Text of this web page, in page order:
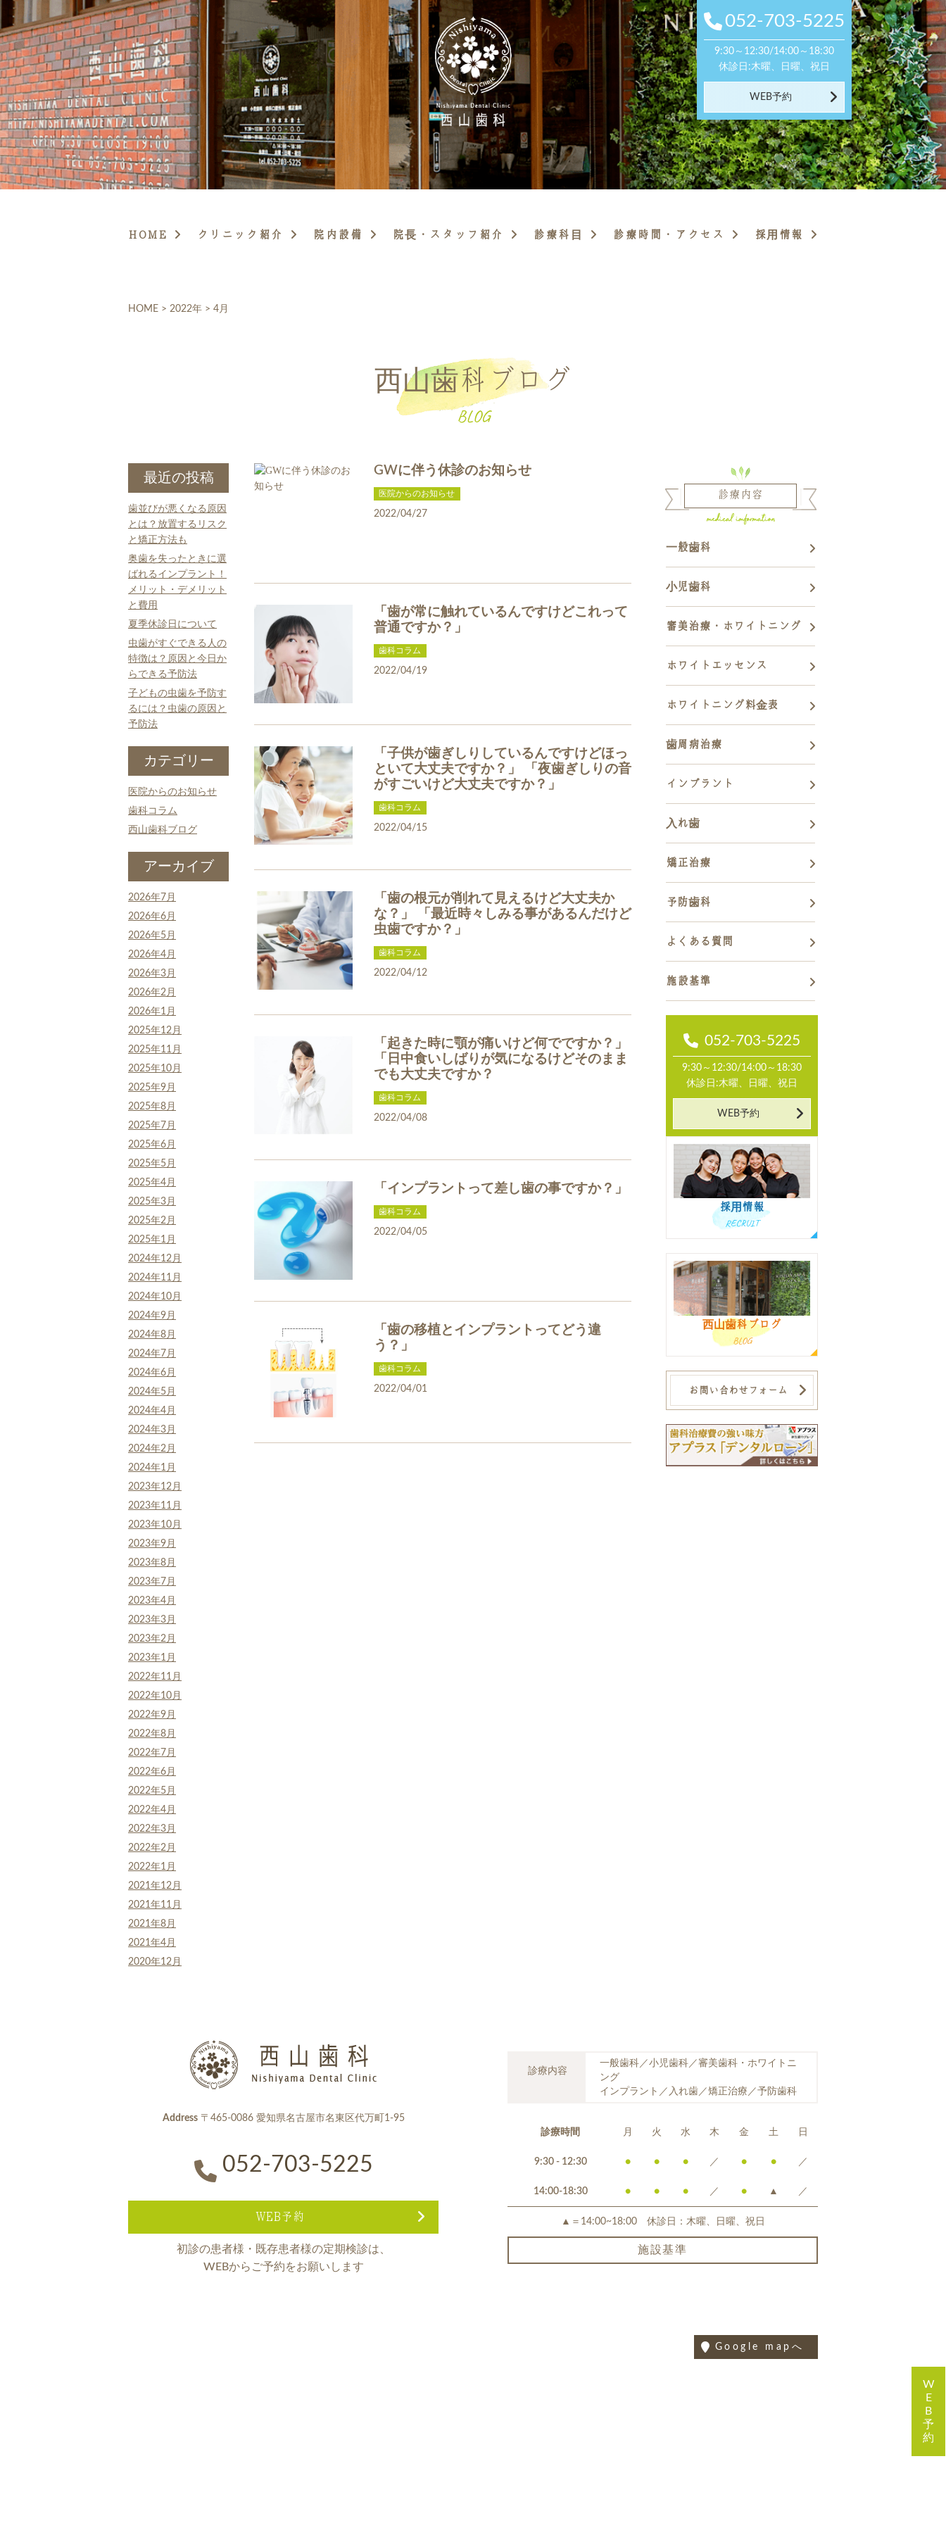
052-703-5225
9:30～12:30/14:00～18:30
休診日:木曜、日曜、祝日
WEB予約
052-703-5225
9:30～12:30/14:00～18:30
休診日:木曜、日曜、祝日
WEB予約
HOME クリニック紹介 院内設備 院長・スタッフ紹介 診療科目 診療時間・アクセス 採用情報
HOME > 2022年 > 4月
西山歯科ブログ
BLOG
GWに伴う休診のお知らせ
医院からのお知らせ
2022/04/27
「歯が常に触れているんですけどこれって
普通ですか？」
歯科コラム
2022/04/19
「子供が歯ぎしりしているんですけどほっ
といて大丈夫ですか？」 「夜歯ぎしりの音
がすごいけど大丈夫ですか？」
歯科コラム
2022/04/15
「歯の根元が削れて見えるけど大丈夫か
な？」 「最近時々しみる事があるんだけど
虫歯ですか？」
歯科コラム
2022/04/12
「起きた時に顎が痛いけど何でですか？」
「日中食いしばりが気になるけどそのまま
でも大丈夫ですか？
歯科コラム
2022/04/08
「インプラントって差し歯の事ですか？」
歯科コラム
2022/04/05
「歯の移植とインプラントってどう違
う？」
歯科コラム
2022/04/01
最近の投稿
歯並びが悪くなる原因
とは？放置するリスク
と矯正方法も
奥歯を失ったときに選
ばれるインプラント！
メリット・デメリット
と費用
夏季休診日について
虫歯がすぐできる人の
特徴は？原因と今日か
らできる予防法
子どもの虫歯を予防す
るには？虫歯の原因と
予防法
カテゴリー
医院からのお知らせ
歯科コラム
西山歯科ブログ
アーカイブ
2026年7月
2026年6月
2026年5月
2026年4月
2026年3月
2026年2月
2026年1月
2025年12月
2025年11月
2025年10月
2025年9月
2025年8月
2025年7月
2025年6月
2025年5月
2025年4月
2025年3月
2025年2月
2025年1月
2024年12月
2024年11月
2024年10月
2024年9月
2024年8月
2024年7月
2024年6月
2024年5月
2024年4月
2024年3月
2024年2月
2024年1月
2023年12月
2023年11月
2023年10月
2023年9月
2023年8月
2023年7月
2023年4月
2023年3月
2023年2月
2023年1月
2022年11月
2022年10月
2022年9月
2022年8月
2022年7月
2022年6月
2022年5月
2022年4月
2022年3月
2022年2月
2022年1月
2021年12月
2021年11月
2021年8月
2021年4月
2020年12月
診療内容
一般歯科
小児歯科
審美治療・ホワイトニング
ホワイトエッセンス
ホワイトニング料金表
歯周病治療
インプラント
入れ歯
矯正治療
予防歯科
よくある質問
施設基準
052-703-5225
9:30～12:30/14:00～18:30
休診日:木曜、日曜、祝日
WEB予約
採用情報
RECRUIT
西山歯科ブログ
BLOG
お問い合わせフォーム
W
E
B
予
約
Address〒465-0086 愛知県名古屋市名東区代万町1-95
052-703-5225
WEB予約
初診の患者様・既存患者様の定期検診は、
WEBからご予約をお願いします
診療内容
一般歯科／小児歯科／審美歯科・ホワイトニ
ング
インプラント／入れ歯／矯正治療／予防歯科
診療時間 月 火 水 木 金 土 日
9:30 - 12:30 ● ● ● ／ ● ● ／
14:00-18:30 ● ● ● ／ ● ▲ ／
▲＝14:00~18:00 休診日：木曜、日曜、祝日
施設基準
Google mapへ